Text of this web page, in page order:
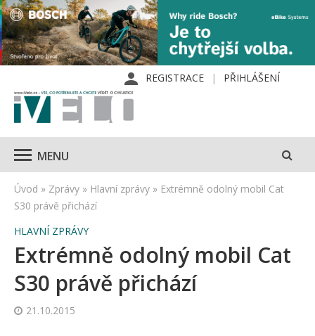
REGISTRACE PŘIHLÁŠENÍ
MENU
Úvod » Zprávy » Hlavní zprávy » Extrémně odolný mobil Cat
S30 právě přichází
HLAVNÍ ZPRÁVY
Extrémně odolný mobil Cat
S30 právě přichází
21.10.2015